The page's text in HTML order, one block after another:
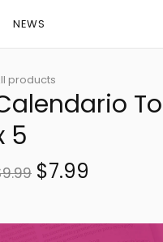
NEWS
products
5
$7.99